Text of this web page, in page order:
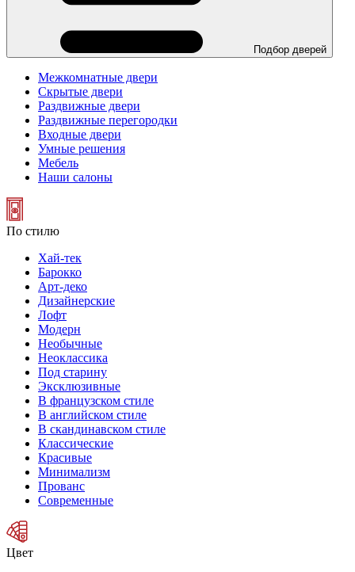
Подбор дверей
Межкомнатные двери
Скрытые двери
Раздвижные двери
Раздвижные перегородки
Входные двери
Умные решения
Мебель
Наши салоны
По стилю
Хай-тек
Барокко
Арт-деко
Дизайнерские
Лофт
Модерн
Необычные
Неоклассика
Под старину
Эксклюзивные
В французском стиле
В английском стиле
В скандинавском стиле
Классические
Красивые
Минимализм
Прованс
Современные
Цвет